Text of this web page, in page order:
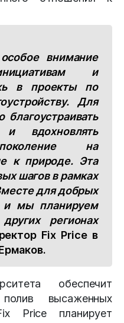
внимание
и
в проекты по
Для
и вдохновлять
на
к природе. Эта
шагов в рамках
для добрых
и мы планируем
регионах
Fix Price в
обеспечит
высаженных
Price планирует